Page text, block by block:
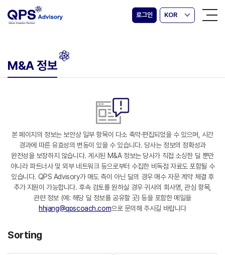
로그인 KOR
M&A 정보
본 페이지의 정보는 보안상 일부 항목이 다소 축약·편집되었을 수 있으며, 시간
경과에 따른 유효성의 변동이 있을 수 있습니다. 당사는 정보의 정확성과
완전성을 보장하지 않습니다. 게시된 M&A 정보는 당사가 직접 소싱한 딜 뿐만
아니라 파트너사 및 외부 네트워크 등으로부터 수집한 비독점 자료도 포함될 수
있습니다. QPS Advisory가 매도 측이 아닌 딜의 경우 매수 자문 계약 체결 후
추가 지원이 가능합니다. 후속 검토를 원하실 경우 귀사의 회사명, 관심 항목,
관련 정보 (예: 해당 딜 정보를 공유할 곳) 등을 포함한 메일을
hhjang@qpscoach.com으로 문의해 주시길 바랍니다
Sorting